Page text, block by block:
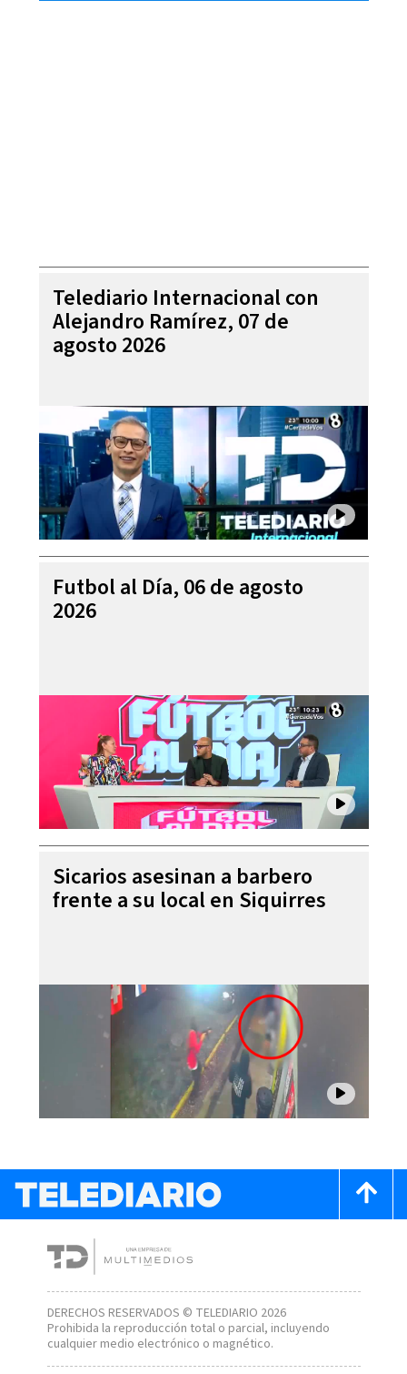
Telediario Internacional con
Alejandro Ramírez, 07 de
agosto 2026
Futbol al Día, 06 de agosto
2026
Sicarios asesinan a barbero
frente a su local en Siquirres
DERECHOS RESERVADOS © TELEDIARIO 2026
Prohibida la reproducción total o parcial, incluyendo
cualquier medio electrónico o magnético.